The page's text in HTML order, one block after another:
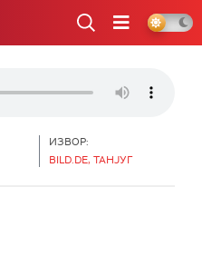
ИЗВОР:
BILD.DE, ТАНЈУГ